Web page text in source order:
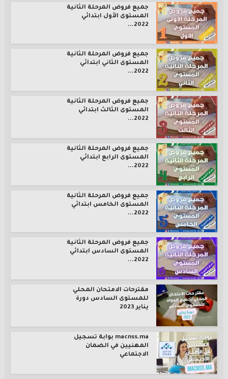
جميع فروض المرحلة الثانية
المستوى الأول ابتدائي
2022...
جميع فروض المرحلة الثانية
المستوى الثاني ابتدائي
2022...
جميع فروض المرحلة الثانية
المستوى الثالث ابتدائي
2022...
جميع فروض المرحلة الثانية
المستوى الرابع ابتدائي
2022...
جميع فروض المرحلة الثانية
المستوى الخامس ابتدائي
2022...
جميع فروض المرحلة الثانية
المستوى السادس ابتدائي
2022...
مقترحات الامتحان المحلي
للمستوى السادس دورة
يناير 2023
macnss.ma بوابة تسجيل
المهنيين في الضمان
الاجتماعي